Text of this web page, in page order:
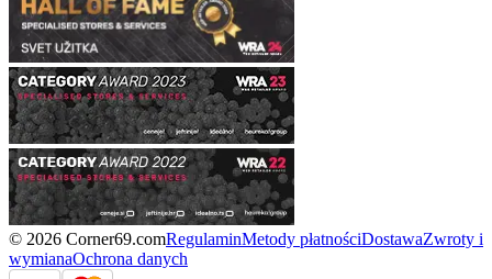
© 2026 Corner69.comRegulaminMetody płatnościDostawaZwroty i
wymianaOchrona danych